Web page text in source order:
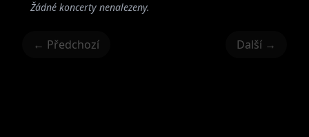
Žádné koncerty nenalezeny.
← Předchozí Další →